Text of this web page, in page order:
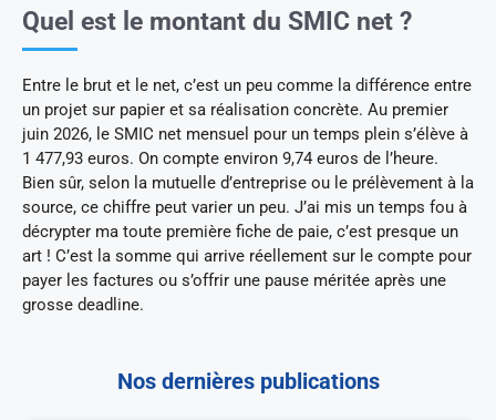
Quel est le montant du SMIC net ?
Entre le brut et le net, c’est un peu comme la différence entre
un projet sur papier et sa réalisation concrète. Au premier
juin 2026, le SMIC net mensuel pour un temps plein s’élève à
1 477,93 euros. On compte environ 9,74 euros de l’heure.
Bien sûr, selon la mutuelle d’entreprise ou le prélèvement à la
source, ce chiffre peut varier un peu. J’ai mis un temps fou à
décrypter ma toute première fiche de paie, c’est presque un
art ! C’est la somme qui arrive réellement sur le compte pour
payer les factures ou s’offrir une pause méritée après une
grosse deadline.
Nos dernières publications